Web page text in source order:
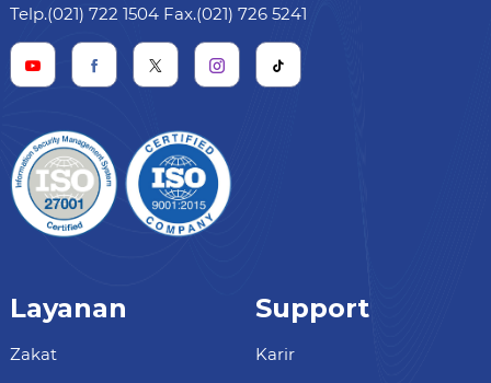
Telp.(021) 722 1504 Fax.(021) 726 5241
Layanan
Zakat
Support
Karir